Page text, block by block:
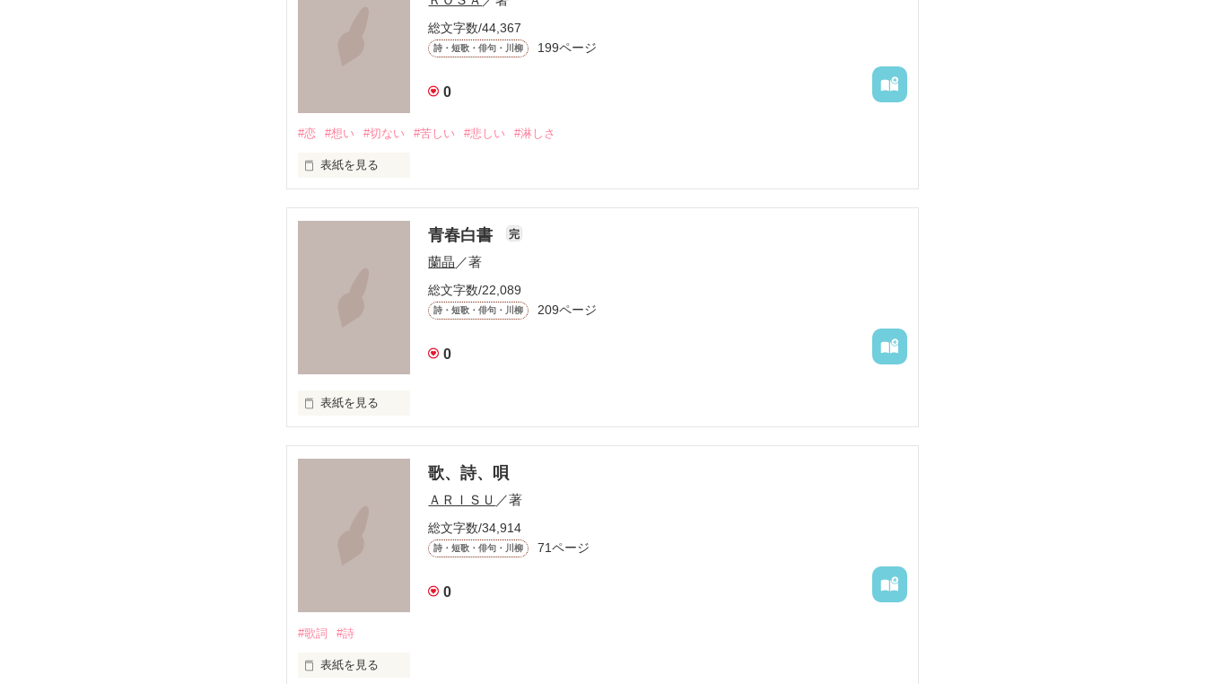
総文字数/44,367
詩・短歌・俳句・川柳 199ページ
0
#恋 #想い #切ない #苦しい #悲しい #淋しさ
表紙を見る
絶えず支配し続けては
ただひとつ
青春白書 完
蘭晶 ／著
総文字数/22,089
詩・短歌・俳句・川柳 209ページ
0
表紙を見る
道は、浅く
歌、詩、唄
ＡＲＩＳＵ ／著
総文字数/34,914
詩・短歌・俳句・川柳 71ページ
0
#歌詞 #詩
表紙を見る